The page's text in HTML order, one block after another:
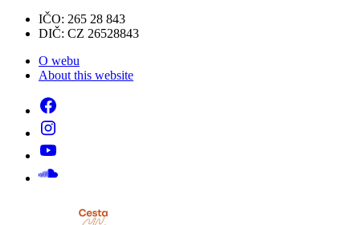
IČO: 265 28 843
DIČ: CZ 26528843
O webu
About this website